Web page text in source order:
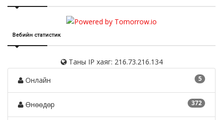
Вебийн статистик
Таны IP хаяг: 216.73.216.134
5
Онлайн
372
Өнөөдөр